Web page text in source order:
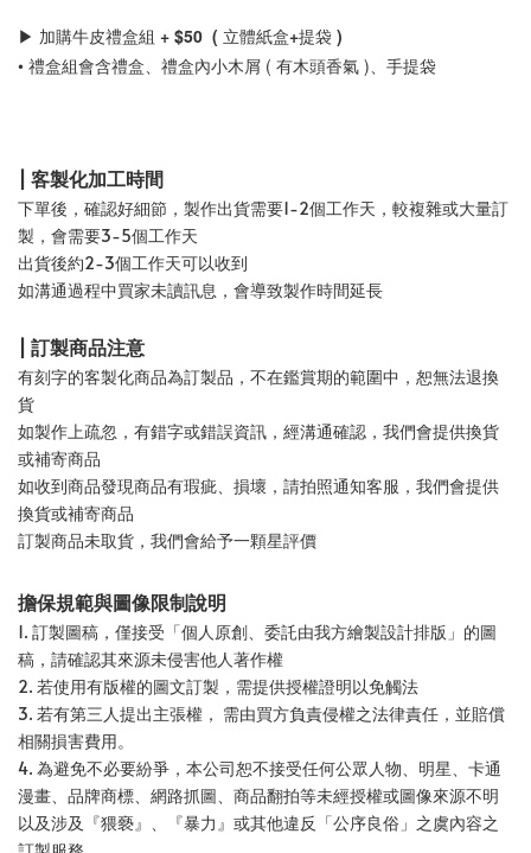
▶ 加購牛皮禮盒組 + $50  ( 立體紙盒+提袋 )
• 禮盒組會含禮盒、禮盒內小木屑 ( 有木頭香氣 )、手提袋
| 客製化加工時間
下單後，確認好細節，製作出貨需要1-2個工作天，較複雜或大量訂
製，會需要3-5個工作天
出貨後約2-3個工作天可以收到
如溝通過程中買家未讀訊息，會導致製作時間延長
| 訂製商品注意
有刻字的客製化商品為訂製品，不在鑑賞期的範圍中，恕無法退換
貨
如製作上疏忽，有錯字或錯誤資訊，經溝通確認，我們會提供換貨
或補寄商品
如收到商品發現商品有瑕疵、損壞，請拍照通知客服，我們會提供
換貨或補寄商品
訂製商品未取貨，我們會給予一顆星評價
擔保規範與圖像限制說明
1. 訂製圖稿，僅接受「個人原創、委託由我方繪製設計排版」的圖
稿，請確認其來源未侵害他人著作權
2. 若使用有版權的圖文訂製，需提供授權證明以免觸法
3. 若有第三人提出主張權， 需由買方負責侵權之法律責任，並賠償
相關損害費用。
4. 為避免不必要紛爭，本公司恕不接受任何公眾人物、明星、卡通
漫畫、品牌商標、網路抓圖、商品翻拍等未經授權或圖像來源不明
以及涉及『猥褻』、『暴力』或其他違反「公序良俗」之虞內容之